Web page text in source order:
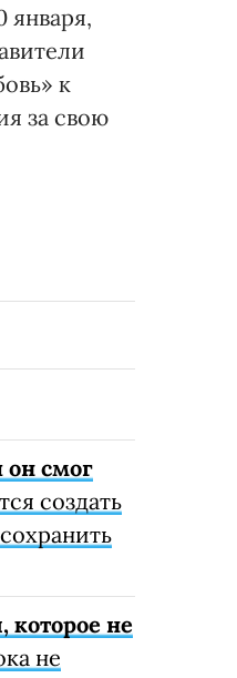
января,
к
за свою
смог
создать
которое не
не